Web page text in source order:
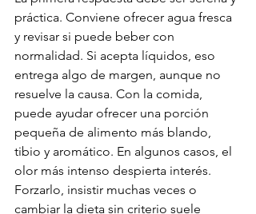
práctica. Conviene ofrecer agua fresca
y revisar si puede beber con
normalidad. Si acepta líquidos, eso
entrega algo de margen, aunque no
resuelve la causa. Con la comida,
puede ayudar ofrecer una porción
pequeña de alimento más blando,
tibio y aromático. En algunos casos, el
olor más intenso despierta interés.
Forzarlo, insistir muchas veces o
cambiar la dieta sin criterio suele